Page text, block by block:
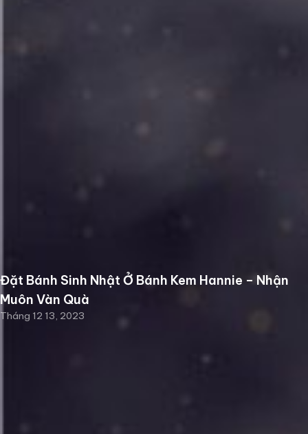
Đặt Bánh Sinh Nhật Ở Bánh Kem Hannie – Nhận
Muôn Vàn Quà
Tháng 12 13, 2023